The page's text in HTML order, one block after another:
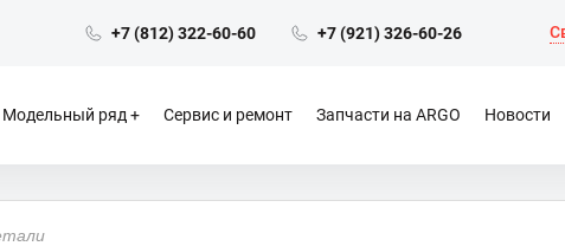
+7 (812) 322-60-60 +7 (921) 326-60-26
Модельный ряд Сервис и ремонт Запчасти на ARGO Новости